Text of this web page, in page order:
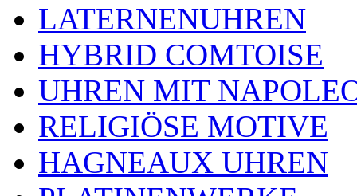
LATERNENUHREN
HYBRID COMTOISE
UHREN MIT
RELIGIÖSE MOTIVE
HAGNEAUX UHREN